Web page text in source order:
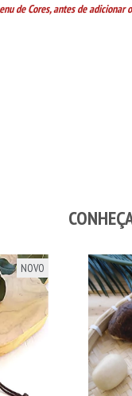
de Cores, antes de adicionar
NOVO